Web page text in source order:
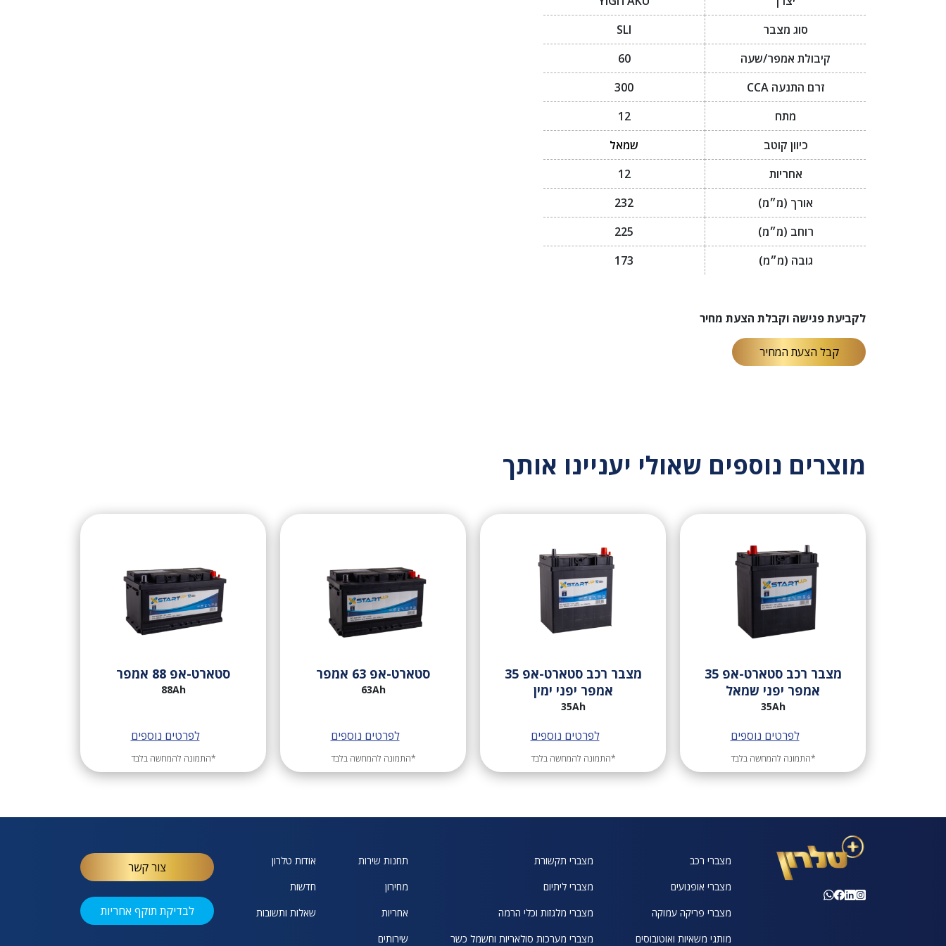
סוג מצבר
SLI
קיבולת אמפר/שעה
60
זרם התנעה CCA
300
מתח
12
כיוון קוטב
שמאל
אחריות
12
אורך (מ״מ)
232
רוחב (מ״מ)
225
גובה (מ״מ)
173
לקביעת פגישה וקבלת הצעת מחיר
קבל הצעת המחיר
מוצרים נוספים שאולי יעניינו אותך
מצבר רכב סטארט-אפ 35
אמפר יפני שמאל
לפרטים נוספים
*התמונה להמחשה בלבד
35Ah
מצבר רכב סטארט-אפ 35
אמפר יפני ימין
לפרטים נוספים
*התמונה להמחשה בלבד
35Ah
סטארט-אפ 63 אמפר
לפרטים נוספים
*התמונה להמחשה בלבד
63Ah
סטארט-אפ 88 אמפר
לפרטים נוספים
*התמונה להמחשה בלבד
88Ah
מצברי רכב
מצברי אופנועים
מצברי פריקה עמוקה
מותגי משאיות ואוטובוסים
מצברי תקשורת
מצברי ליתיום
מצברי מלגזות וכלי הרמה
מצברי מערכות סולאריות וחשמל כשר
תחנות שירות
מחירון
אחריות
שירותים
אודות טלרון
חדשות
שאלות ותשובות
צור קשר
לבדיקת תוקף אחריות